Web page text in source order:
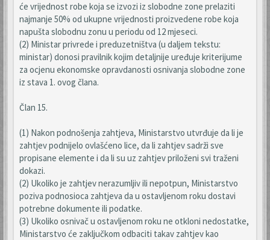
će vrijednost robe koja se izvozi iz slobodne zone prelaziti
najmanje 50% od ukupne vrijednosti proizvedene robe koja
napušta slobodnu zonu u periodu od 12 mjeseci.
(2) Ministar privrede i preduzetništva (u daljem tekstu:
ministar) donosi pravilnik kojim detaljnije uređuje kriterijume
za ocjenu ekonomske opravdanosti osnivanja slobodne zone
iz stava 1. ovog člana.
Član 15.
(1) Nakon podnošenja zahtjeva, Ministarstvo utvrđuje da li je
zahtjev podnijelo ovlašćeno lice, da li zahtjev sadrži sve
propisane elemente i da li su uz zahtjev priloženi svi traženi
dokazi.
(2) Ukoliko je zahtjev nerazumljiv ili nepotpun, Ministarstvo
poziva podnosioca zahtjeva da u ostavljenom roku dostavi
potrebne dokumente ili podatke.
(3) Ukoliko osnivač u ostavljenom roku ne otkloni nedostatke,
Ministarstvo će zaključkom odbaciti takav zahtjev kao